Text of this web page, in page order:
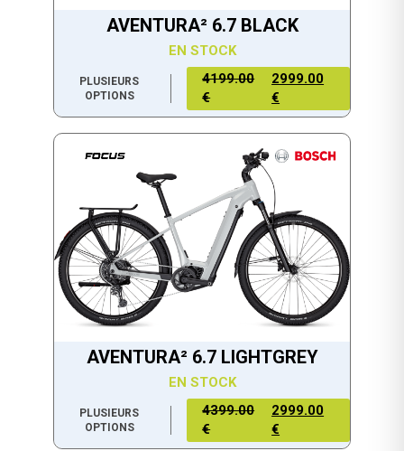
AVENTURA² 6.7 BLACK
EN STOCK
PLUSIEURS
OPTIONS
4199.00
€
2999.00
€
AVENTURA² 6.7 LIGHTGREY
EN STOCK
PLUSIEURS
OPTIONS
4399.00
€
2999.00
€